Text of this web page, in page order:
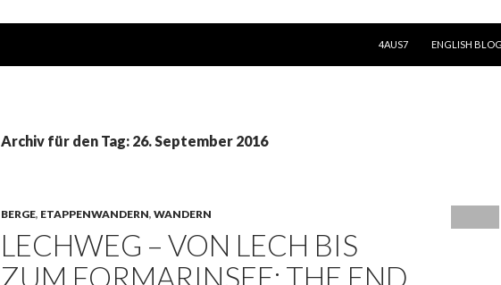
4AUS7
ENGLISH BLOG
Archiv für den Tag: 26. September 2016
BERGE, ETAPPENWANDERN, WANDERN
LECHWEG – VON LECH BIS
ZUM FORMARINSEE: THE END